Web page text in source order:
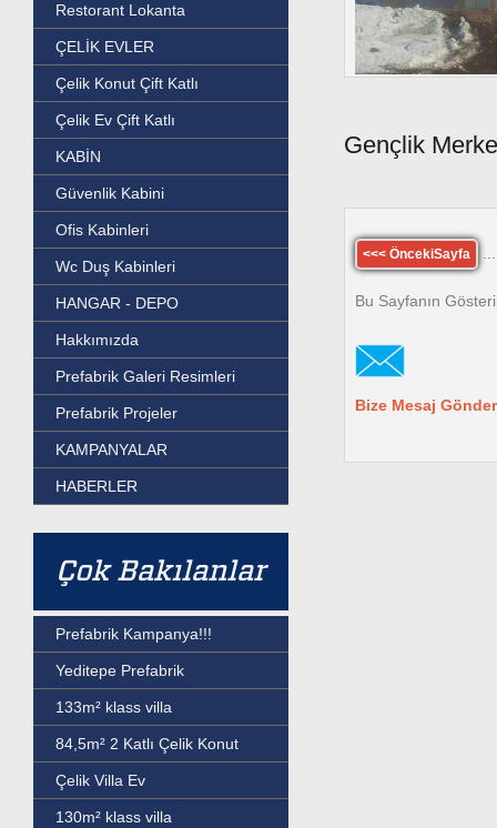
Restorant Lokanta
ÇELİK EVLER
Çelik Konut Çift Katlı
Çelik Ev Çift Katlı
KABİN
Güvenlik Kabini
Ofis Kabinleri
Wc Duş Kabinleri
HANGAR - DEPO
Hakkımızda
Prefabrik Galeri Resimleri
Prefabrik Projeler
KAMPANYALAR
HABERLER
Çok Bakılanlar
Prefabrik Kampanya!!!
Yeditepe Prefabrik
133m² klass villa
84,5m² 2 Katlı Çelik Konut
Çelik Villa Ev
130m² klass villa
Gençlik
<<< ÖncekiSayfa
Bu Sayfanın
Bize Mesaj